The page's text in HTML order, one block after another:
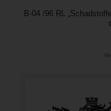
B-04 /96 RL